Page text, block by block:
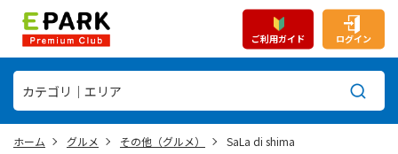
ご利用ガイド ログイン
ホーム グルメ その他（グルメ） SaLa di shima